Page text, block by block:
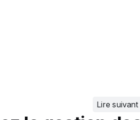
Lire suivant